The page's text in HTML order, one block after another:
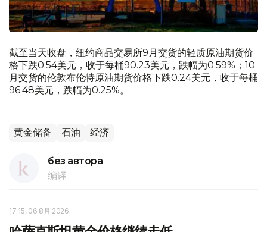
截至当天收盘，纽约商品交易所9月交货的轻质原油期货价
格下跌0.54美元，收于每桶90.23美元，跌幅为0.59%；10
月交货的伦敦布伦特原油期货价格下跌0.24美元，收于每桶
96.48美元，跌幅为0.25%。
黄金储备 石油 经济
без автора
编译
17:15, 06 8月 2026